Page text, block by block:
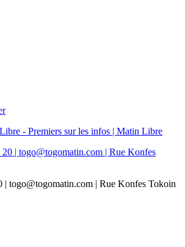
- Premiers sur les infos | Matin Libre
| togo@togomatin.com | Rue Konfes Tokoin